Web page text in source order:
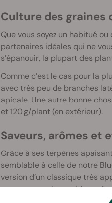
Culture des graines
Que vous soyez un habitué
partenaires idéales qui ne
s’épanouir, la plupart des
Comme c’est le cas pour la
avec très peu de branches
apicale. Une autre bonne
et 120 g/plant (en extérieur).
Saveurs, arômes et
Grâce à ses terpènes
semblable à celle de notre
version d’un classique très
que vous voudrez cultiver,